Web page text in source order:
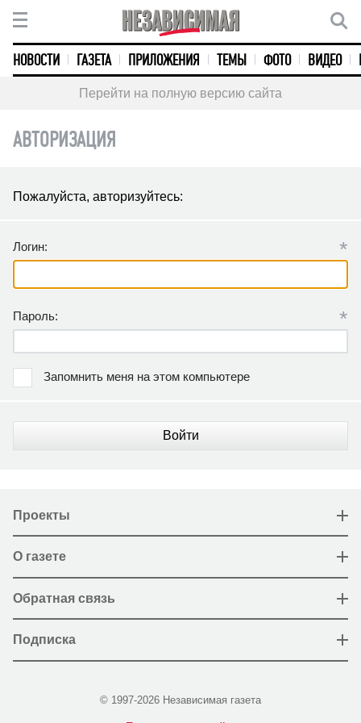
НОВОСТИ ГАЗЕТА ПРИЛОЖЕНИЯ ТЕМЫ ФОТО ВИДЕО
Перейти на полную версию сайта
АВТОРИЗАЦИЯ
Пожалуйста, авторизуйтесь:
Логин: *
Пароль: *
Запомнить меня на этом компьютере
Войти
Проекты
О газете
Обратная связь
Подписка
© 1997-2026 Независимая газета